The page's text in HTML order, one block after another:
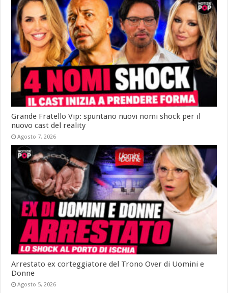
Grande Fratello Vip: spuntano nuovi nomi shock per il
nuovo cast del reality
Agosto 7, 2026
Arrestato ex corteggiatore del Trono Over di Uomini e
Donne
Agosto 5, 2026